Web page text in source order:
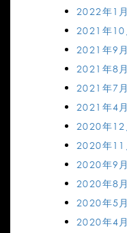
2022年1月
2021年10
2021年9月
2021年8月
2021年7月
2021年4月
2020年12
2020年11
2020年9月
2020年8月
2020年5月
2020年4月